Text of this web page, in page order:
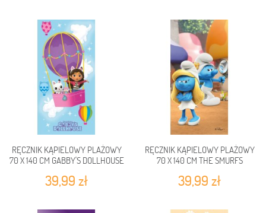
RĘCZNIK KĄPIELOWY PLAŻOWY
70 X 140 CM GABBY'S DOLLHOUSE
39,99 zł
RĘCZNIK KĄPIELOWY PLAŻOWY
70 X 140 CM THE SMURFS
39,99 zł